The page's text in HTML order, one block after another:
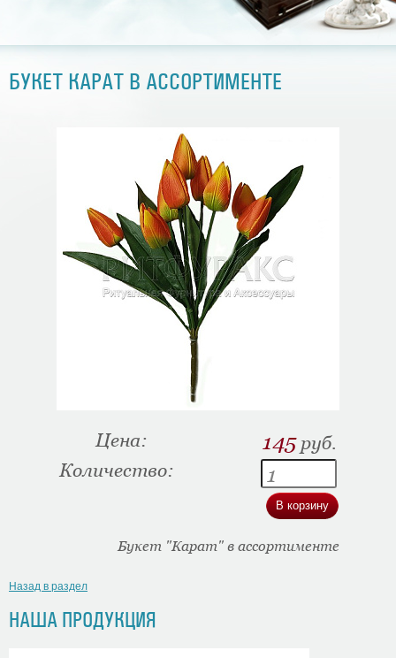
НАША ПРОДУКЦИЯ
БУКЕТ КАРАТ В АССОРТИМЕНТЕ
Цена: 145руб.
Количество:
Букет "Карат" в ассортименте
Назад в раздел